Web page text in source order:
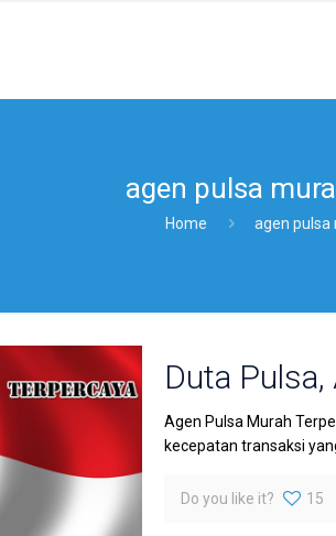
agen pulsa
Home agen pulsa
Duta
Agen Pulsa Murah
kecepatan transaksi
Do you like it? 15